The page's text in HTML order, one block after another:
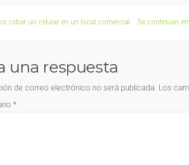
robar un celular en un local comercial Se continúan
una respuesta
de correo electrónico no será publicada. Los
*